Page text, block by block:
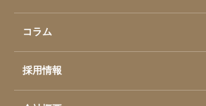
コラム
採用情報